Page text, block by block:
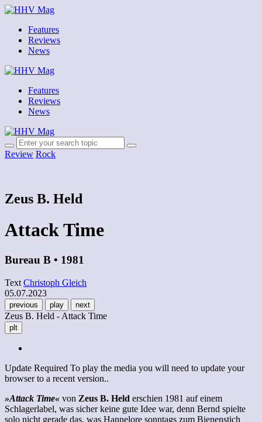
Features
Reviews
News
Features
Reviews
News
Review Rock
Zeus B. Held
Attack Time
Bureau B • 1981
Text Christoph Gleich
05.07.2023
previous play next
Zeus B. Held - Attack Time
plt
Update Required To play the media you will need to update your
browser to a recent version..
»Attack Time« von Zeus B. Held erschien 1981 auf einem
Schlagerlabel, was sicher keine gute Idee war, denn Bernd spielte
solo nicht gerade das, was Hannelore sonntags zum Bienenstich